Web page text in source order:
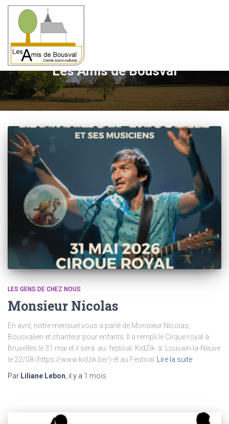
Les Amis de Bousval
LES GENS DE CHEZ NOUS
Monsieur Nicolas
En avril, notre mensuel vous a parlé de Monsieur Nicolas,
Bousvalien et chanteur pour enfants. Il a rempli le Cirque royal à
Bruxelles le 31 mai et il sera au festival KidZik à Louvain-la-Neuve
le 22/08 (https://www.kidzik.be/) et au Festival
Lire la suite
Par Liliane Lebon , il y a 1 mois